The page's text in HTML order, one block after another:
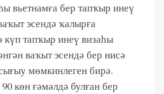
вьетнамға бер тапҡыр инеү
эсендә ҡалырға
күп тапҡыр инеү визаһы
ваҡыт эсендә бер нисә
мөмкинлеген бирә.
көн ғәмәлдә булған бер